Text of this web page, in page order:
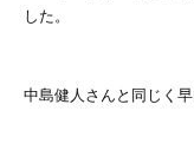
した。
中島健人さんと同じく